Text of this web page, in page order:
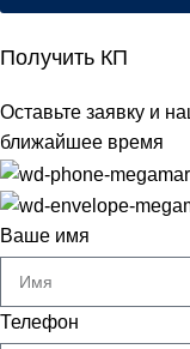
Получить КП
Оставьте заявку и
ближайшее время
Ваше имя
Телефон